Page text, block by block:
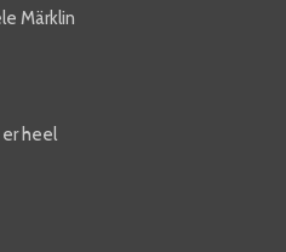
Märklin
heel